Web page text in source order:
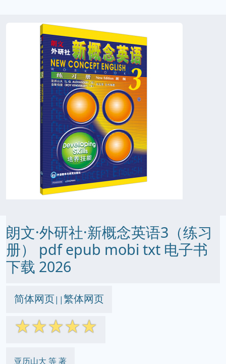
朗文·外研社·新概念英语3（练习
册） pdf epub mobi txt 电子书
下载 2026
简体网页||繁体网页
☆☆☆☆☆
亚历山大 等 著